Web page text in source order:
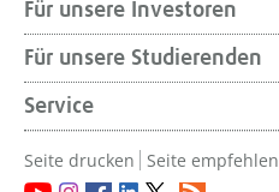
Für unsere Investoren
Für unsere Studierenden
Service
Seite drucken Seite empfehlen